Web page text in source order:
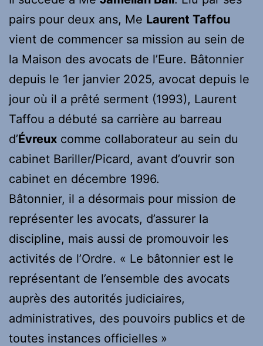
pairs pour deux ans, Me Laurent Taffou
vient de commencer sa mission au sein de
la Maison des avocats de l’Eure. Bâtonnier
depuis le 1er janvier 2025, avocat depuis le
jour où il a prêté serment (1993), Laurent
Taffou a débuté sa carrière au barreau
d’Évreux comme collaborateur au sein du
cabinet Bariller/Picard, avant d’ouvrir son
cabinet en décembre 1996.
Bâtonnier, il a désormais pour mission de
représenter les avocats, d’assurer la
discipline, mais aussi de promouvoir les
activités de l’Ordre. « Le bâtonnier est le
représentant de l’ensemble des avocats
auprès des autorités judiciaires,
administratives, des pouvoirs publics et de
toutes instances officielles »